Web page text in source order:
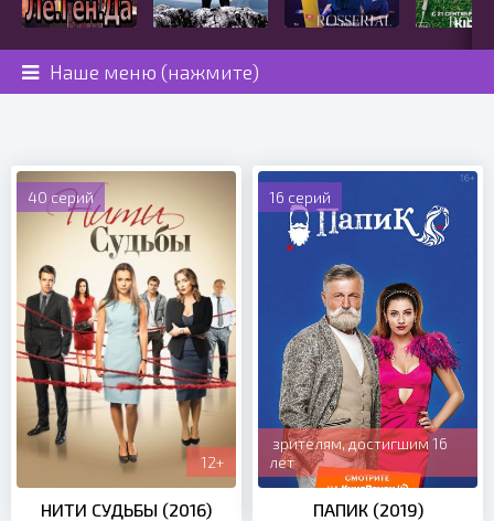
Наше меню (нажмите)
40 серий
12+
НИТИ СУДЬБЫ (2016)
16 серий
зрителям, достигшим 16
лет
ПАПИК (2019)